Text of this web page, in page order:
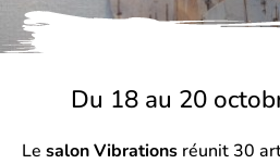
Du 18 au 20
Le salon Vibrations réunit 30